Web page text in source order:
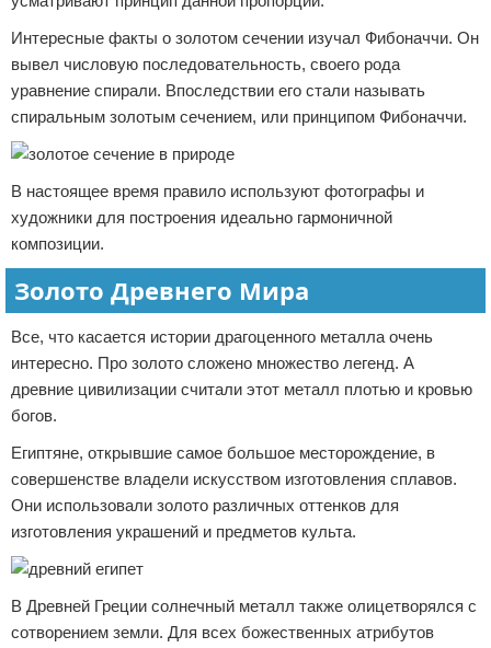
Интересные факты о золотом сечении изучал Фибоначчи. Он
вывел числовую последовательность, своего рода
уравнение спирали. Впоследствии его стали называть
спиральным золотым сечением, или принципом Фибоначчи.
В настоящее время правило используют фотографы и
художники для построения идеально гармоничной
композиции.
Золото Древнего Мира
Все, что касается истории драгоценного металла очень
интересно. Про золото сложено множество легенд. А
древние цивилизации считали этот металл плотью и кровью
богов.
Египтяне, открывшие самое большое месторождение, в
совершенстве владели искусством изготовления сплавов.
Они использовали золото различных оттенков для
изготовления украшений и предметов культа.
В Древней Греции солнечный металл также олицетворялся с
сотворением земли. Для всех божественных атрибутов